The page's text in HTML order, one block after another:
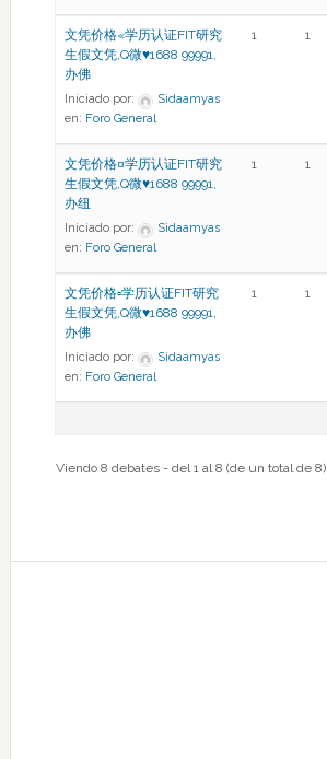
文凭价格«学历认证FIT研究
生假文凭,Q微♥1688 99991,
办佛
Iniciado por:
Sidaamyas
en: Foro General
1 1
文凭价格¤学历认证FIT研究
生假文凭,Q微♥1688 99991,
办纽
Iniciado por:
Sidaamyas
en: Foro General
1 1
文凭价格▫学历认证FIT研究
生假文凭,Q微♥1688 99991,
办佛
Iniciado por:
Sidaamyas
en: Foro General
1 1
Viendo 8 debates - del 1 al 8 (de un total de 8)